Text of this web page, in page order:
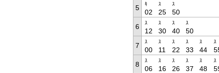
5 ｷ
02
ｽ
25
ｽ
50
6
ｽ
12
ｽ
30
ｽ
40
ｽ
50
7
ｽ
00
ｽ
11
ｽ
22
ｽ
33
ｽ
44
ｽ
8
ｽ
06
ｽ
16
ｽ
26
ｽ
37
ｽ
48
ｽ